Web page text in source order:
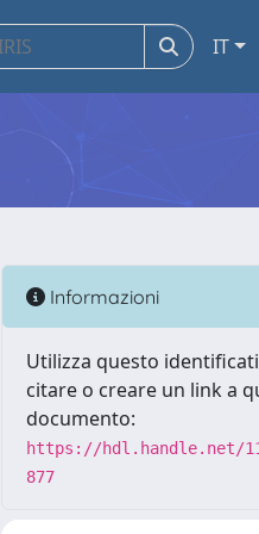
IT
Informazioni
Utilizza questo
citare o creare un link a
documento:
https://hdl.handle.net/
877